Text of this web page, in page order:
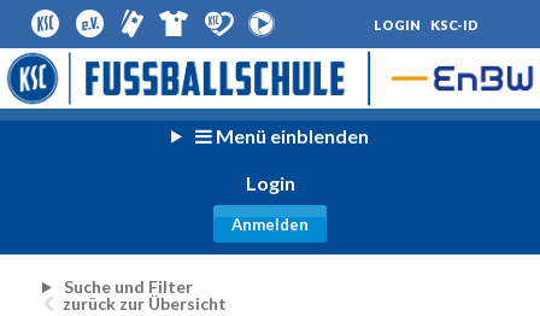
LOGIN KSC-ID
Menü einblenden
Login
Anmelden
Suche und Filter
zurück zur Übersicht